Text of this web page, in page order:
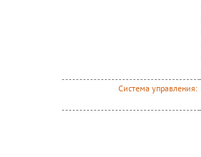
Система управления: